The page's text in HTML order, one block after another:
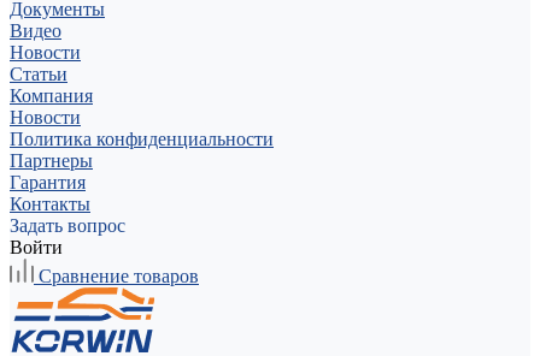
Документы
Видео
Новости
Статьи
Компания
Новости
Политика конфиденциальности
Партнеры
Гарантия
Контакты
Задать вопрос
Войти
Сравнение товаров